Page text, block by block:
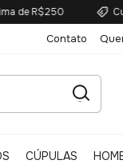
Cupom
Contato
CÚPULAS